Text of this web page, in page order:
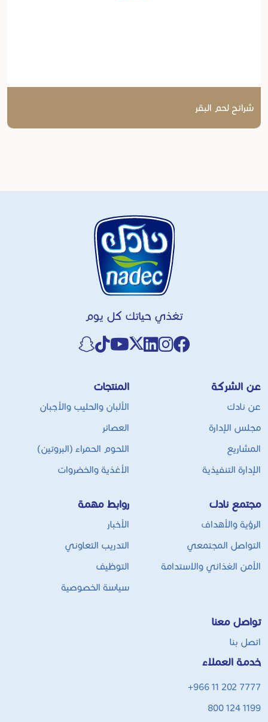
شرائح لحم البقر
تغذي حياتك كل يوم
عن الشركة
عن نادك
مجلس الإدارة
المشاريع
الإدارة التنفيذية
المنتجات
الألبان والحليب والأجبان
العصائر
اللحوم الحمراء (البروتين)
الأغذية والخضروات
مجتمع نادك
الرؤية والأهداف
التواصل المجتمعي
الأمن الغذائي والاستدامة
روابط مهمة
الأخبار
التدريب التعاوني
التوظيف
سياسة الخصوصية
تواصل معنا
اتصل بنا
خدمة العملاء
+966 11 202 7777
800 124 1199